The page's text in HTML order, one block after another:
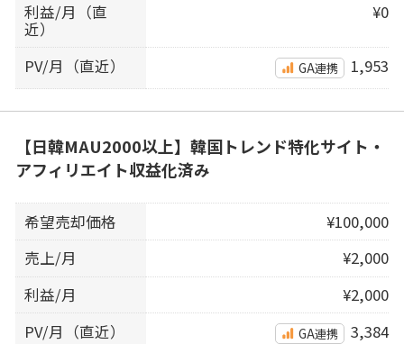
利益/月（直
近）
¥0
PV/月（直近） GA連携 1,953
【日韓MAU2000以上】韓国トレンド特化サイト・
アフィリエイト収益化済み
希望売却価格
¥100,000
売上/月
¥2,000
利益/月
¥2,000
PV/月（直近）
GA連携 3,384